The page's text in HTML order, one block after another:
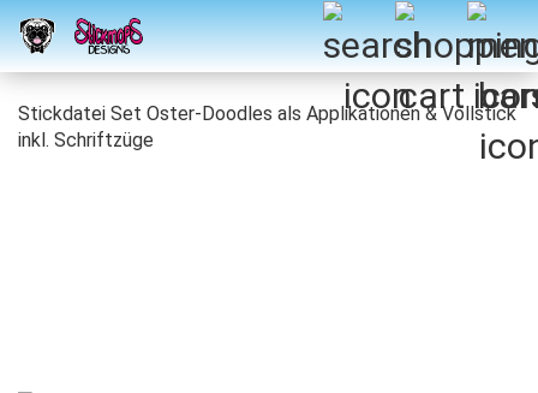
Stickdatei Set Oster-Doodles als Applikationen & Vollstick
inkl. Schriftzüge